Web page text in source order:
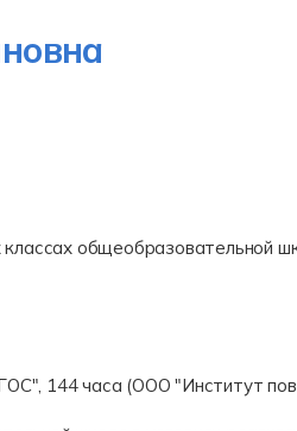
общеобразовательной
144 часа (ООО "Институт